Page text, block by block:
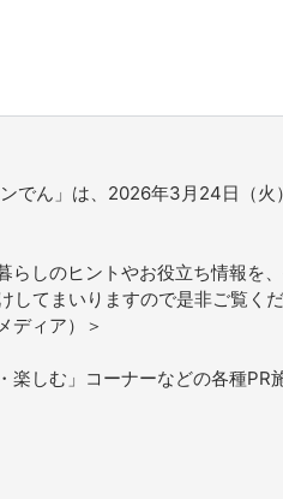
でん」は、2026年3月24日（火
らしのヒントやお役立ち情報を
てまいりますので是非ご覧くだ
ディア）＞
楽しむ」コーナーなどの各種PR